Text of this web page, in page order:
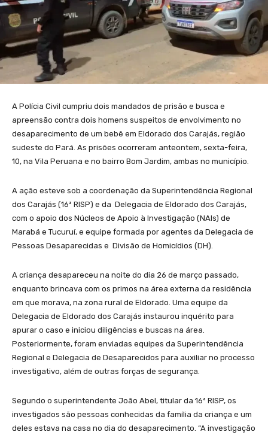
A Polícia Civil cumpriu dois mandados de prisão e busca e
apreensão contra dois homens suspeitos de envolvimento no
desaparecimento de um bebê em Eldorado dos Carajás, região
sudeste do Pará. As prisões ocorreram anteontem, sexta-feira,
10, na Vila Peruana e no bairro Bom Jardim, ambas no município.
A ação esteve sob a coordenação da Superintendência Regional
dos Carajás (16ª RISP) e da Delegacia de Eldorado dos Carajás,
com o apoio dos Núcleos de Apoio à Investigação (NAIs) de
Marabá e Tucuruí, e equipe formada por agentes da Delegacia de
Pessoas Desaparecidas e Divisão de Homicídios (DH).
A criança desapareceu na noite do dia 26 de março passado,
enquanto brincava com os primos na área externa da residência
em que morava, na zona rural de Eldorado. Uma equipe da
Delegacia de Eldorado dos Carajás instaurou inquérito para
apurar o caso e iniciou diligências e buscas na área.
Posteriormente, foram enviadas equipes da Superintendência
Regional e Delegacia de Desaparecidos para auxiliar no processo
investigativo, além de outras forças de segurança.
Segundo o superintendente João Abel, titular da 16ª RISP, os
investigados são pessoas conhecidas da família da criança e um
deles estava na casa no dia do desaparecimento. “A investigação